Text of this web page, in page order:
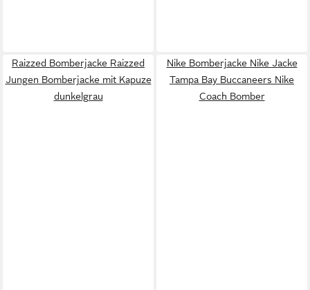
Raizzed Bomberjacke Raizzed
Jungen Bomberjacke mit Kapuze
dunkelgrau
Nike Bomberjacke Nike Jacke
Tampa Bay Buccaneers Nike
Coach Bomber